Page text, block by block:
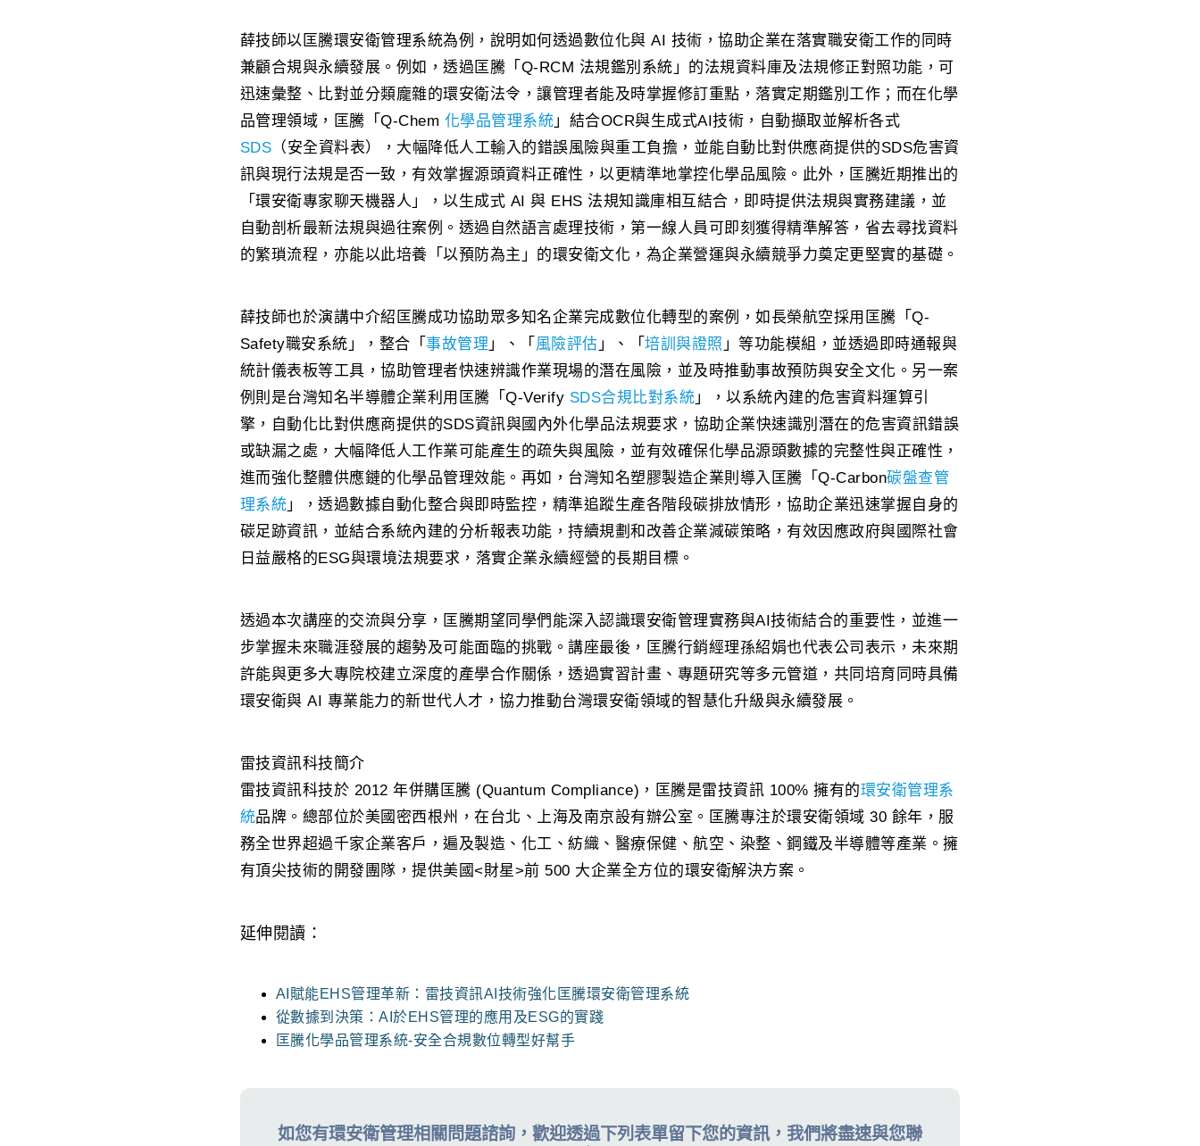
薛技師以匡騰環安衛管理系統為例，說明如何透過數位化與 AI 技術，協助企業在落實職安衛工作的同時
兼顧合規與永續發展。例如，透過匡騰「Q-RCM 法規鑑別系統」的法規資料庫及法規修正對照功能，可
迅速彙整、比對並分類龐雜的環安衛法令，讓管理者能及時掌握修訂重點，落實定期鑑別工作；而在化學
品管理領域，匡騰「Q-Chem 化學品管理系統 」結合OCR與生成式AI技術，自動擷取並解析各式
SDS （安全資料表），大幅降低人工輸入的錯誤風險與重工負擔，並能自動比對供應商提供的SDS危害資
訊與現行法規是否一致，有效掌握源頭資料正確性，以更精準地掌控化學品風險。此外，匡騰近期推出的
「環安衛專家聊天機器人」，以生成式 AI 與 EHS 法規知識庫相互結合，即時提供法規與實務建議，並
自動剖析最新法規與過往案例。透過自然語言處理技術，第一線人員可即刻獲得精準解答，省去尋找資料
的繁瑣流程，亦能以此培養「以預防為主」的環安衛文化，為企業營運與永續競爭力奠定更堅實的基礎。
薛技師也於演講中介紹匡騰成功協助眾多知名企業完成數位化轉型的案例，如長榮航空採用匡騰「Q-
Safety職安系統」，整合「事故管理 」、「 風險評估 」、「培訓與證照 」等功能模組，並透過即時通報與
統計儀表板等工具，協助管理者快速辨識作業現場的潛在風險，並及時推動事故預防與安全文化。另一案
例則是台灣知名半導體企業利用匡騰「Q-Verify SDS合規比對系統 」，以系統內建的危害資料運算引
擎，自動化比對供應商提供的SDS資訊與國內外化學品法規要求，協助企業快速識別潛在的危害資訊錯誤
或缺漏之處，大幅降低人工作業可能產生的疏失與風險，並有效確保化學品源頭數據的完整性與正確性，
進而強化整體供應鏈的化學品管理效能。再如，台灣知名塑膠製造企業則導入匡騰「Q-Carbon碳盤查管
理系統 」，透過數據自動化整合與即時監控，精準追蹤生產各階段碳排放情形，協助企業迅速掌握自身的
碳足跡資訊，並結合系統內建的分析報表功能，持續規劃和改善企業減碳策略，有效因應政府與國際社會
日益嚴格的ESG與環境法規要求，落實企業永續經營的長期目標。
透過本次講座的交流與分享，匡騰期望同學們能深入認識環安衛管理實務與AI技術結合的重要性，並進一
步掌握未來職涯發展的趨勢及可能面臨的挑戰。講座最後，匡騰行銷經理孫紹娟也代表公司表示，未來期
許能與更多大專院校建立深度的產學合作關係，透過實習計畫、專題研究等多元管道，共同培育同時具備
環安衛與 AI 專業能力的新世代人才，協力推動台灣環安衛領域的智慧化升級與永續發展。
雷技資訊科技簡介
雷技資訊科技於 2012 年併購匡騰 (Quantum Compliance)，匡騰是雷技資訊 100% 擁有的環安衛管理系
統品牌。總部位於美國密西根州，在台北、上海及南京設有辦公室。匡騰專注於環安衛領域 30 餘年，服
務全世界超過千家企業客戶，遍及製造、化工、紡織、醫療保健、航空、染整、鋼鐵及半導體等產業。擁
有頂尖技術的開發團隊，提供美國<財星>前 500 大企業全方位的環安衛解決方案。
延伸閱讀：
AI賦能EHS管理革新：雷技資訊AI技術強化匡騰環安衛管理系統
從數據到決策：AI於EHS管理的應用及ESG的實踐
匡騰化學品管理系統-安全合規數位轉型好幫手
如您有環安衛管理相關問題諮詢，歡迎透過下列表單留下您的資訊，我們將盡速與您聯